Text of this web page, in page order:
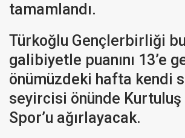
tamamlandı.
Türkoğlu Gençlerbirliği bu
galibiyetle puanını 13’e
önümüzdeki hafta kendi
seyircisi önünde Kurtuluş
Spor’u ağırlayacak.